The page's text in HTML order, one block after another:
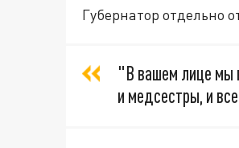
Губернатор отдельно
"В вашем лице мы
и медсестры, и